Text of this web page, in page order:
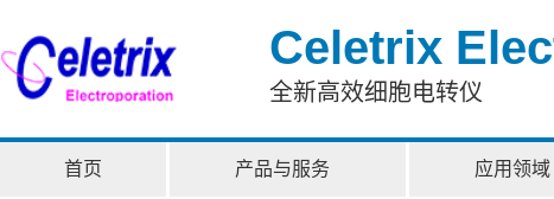
Celetrix
全新高效细胞电转仪
首页 产品与服务 应用领域